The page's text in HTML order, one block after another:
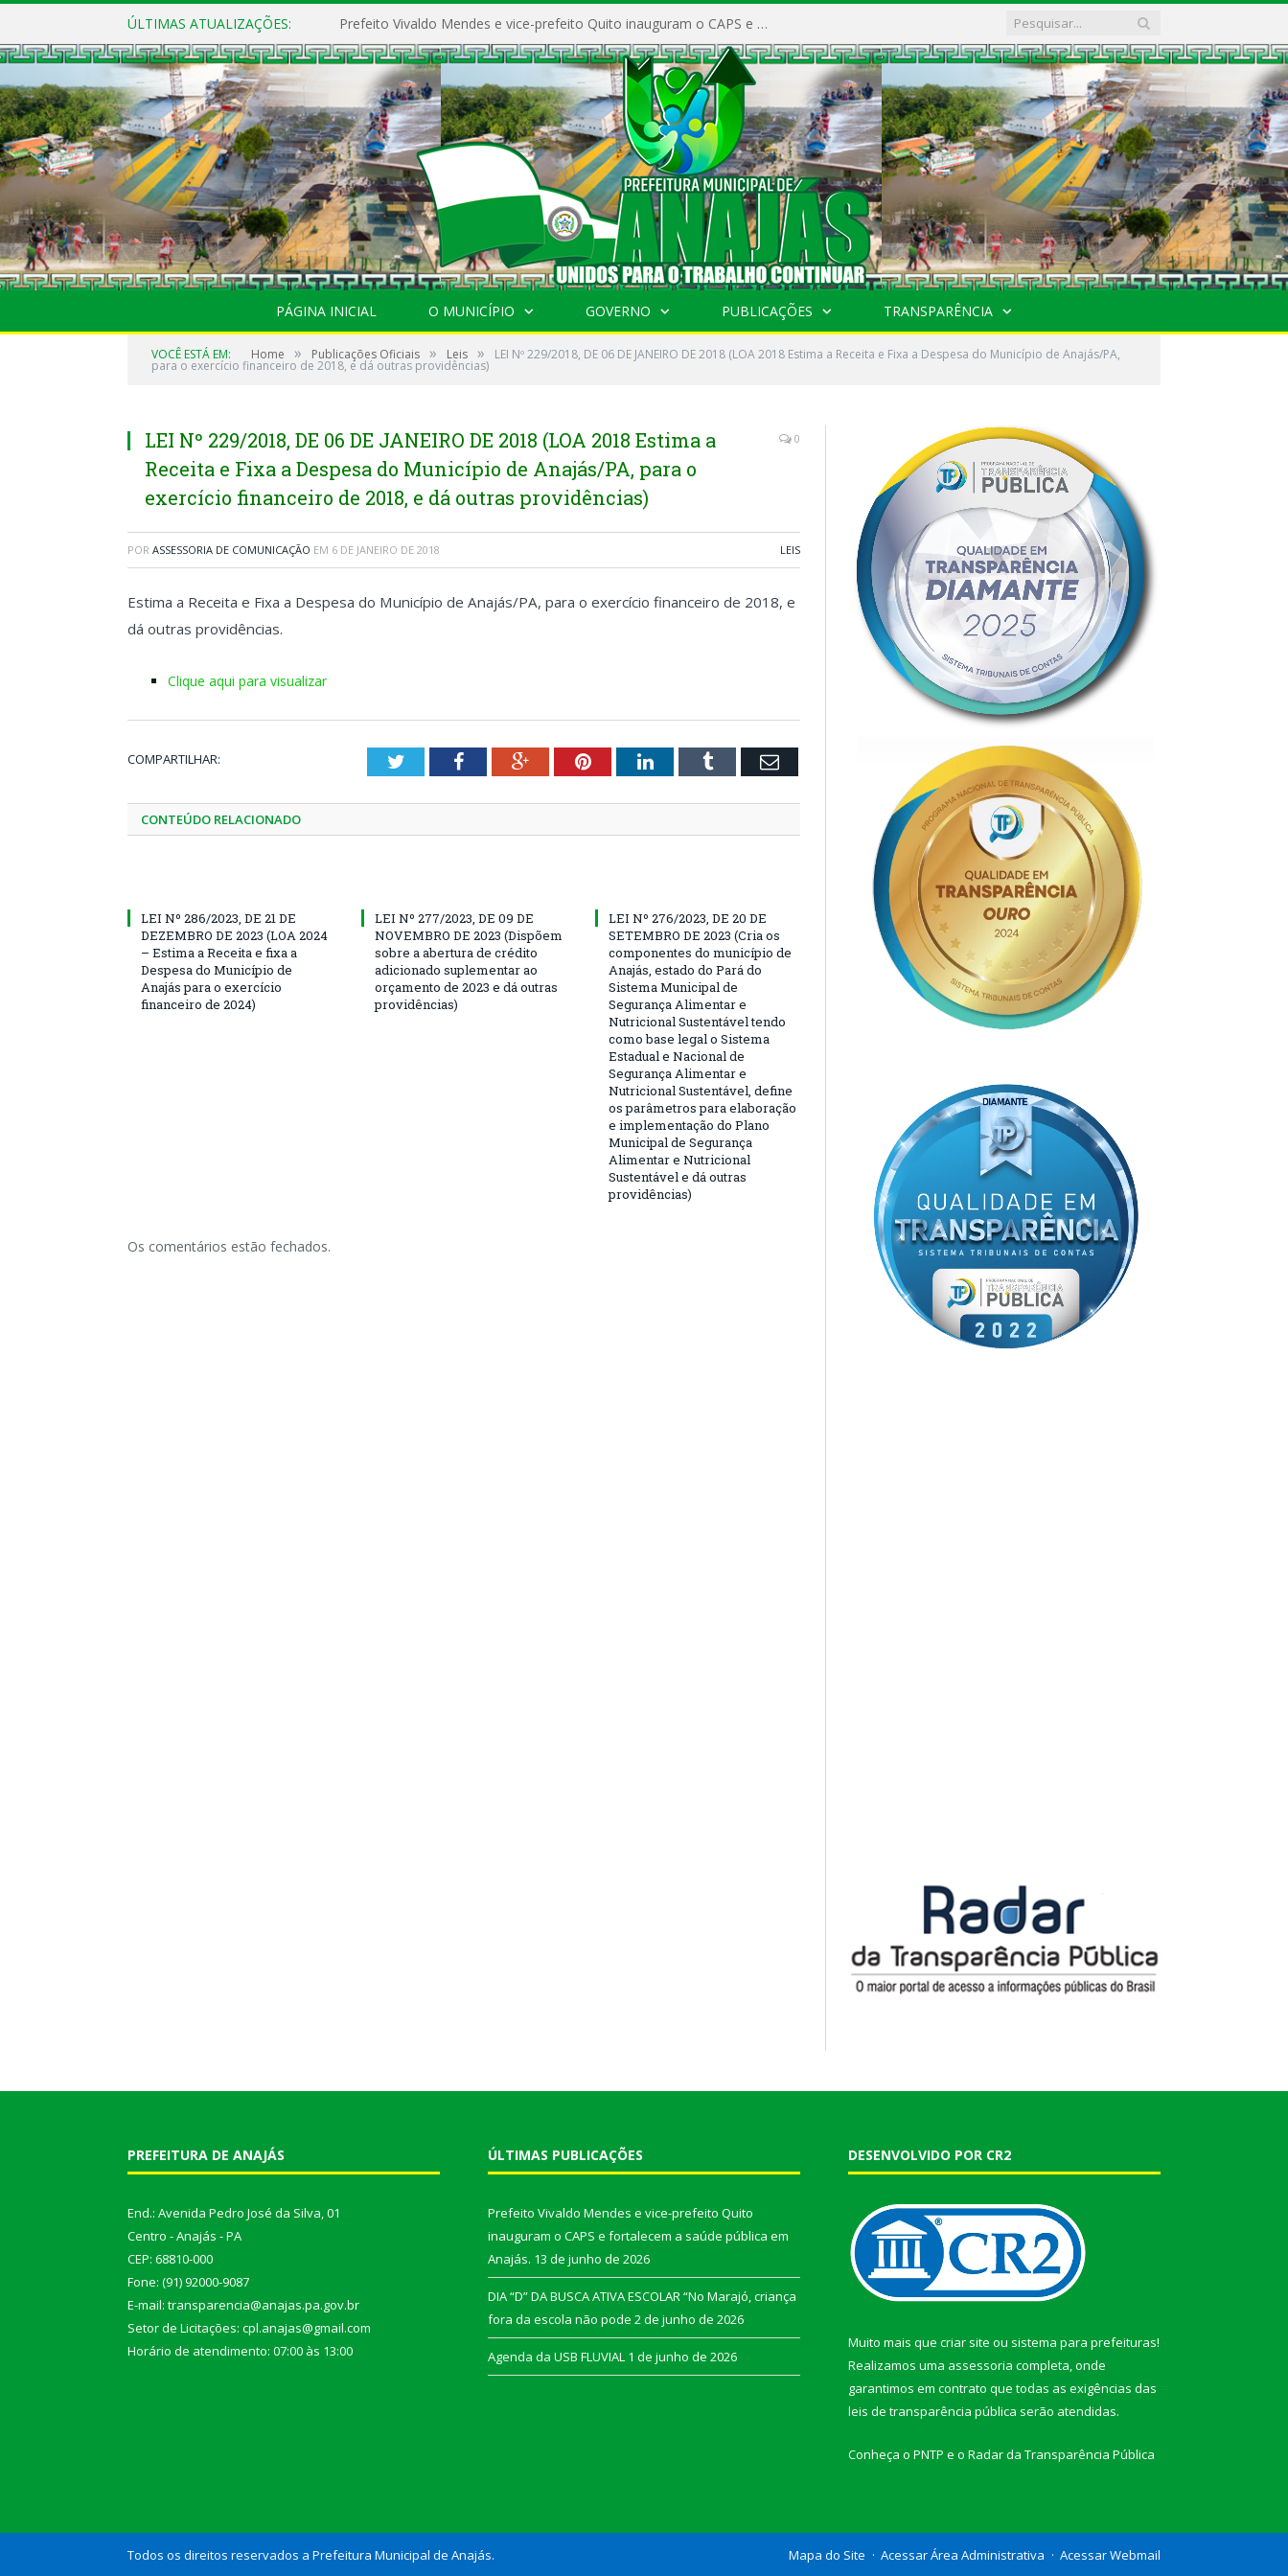
ÚLTIMAS ATUALIZAÇÕES: Prefeito Vivaldo Mendes e vice-prefeito Quito inauguram o CAPS e fortalecem a saúde pública em Anajás.
PÁGINA INICIAL O MUNICÍPIO GOVERNO PUBLICAÇÕES TRANSPARÊNCIA
VOCÊ ESTÁ EM: Home » Publicações Oficiais » Leis » LEI Nº 229/2018, DE 06 DE JANEIRO DE 2018 (LOA 2018 Estima a Receita e Fixa a Despesa do Município de Anajás/PA,
para o exercício financeiro de 2018, e dá outras providências)
LEI Nº 229/2018, DE 06 DE JANEIRO DE 2018 (LOA 2018 Estima a
Receita e Fixa a Despesa do Município de Anajás/PA, para o
exercício financeiro de 2018, e dá outras providências)
0
POR ASSESSORIA DE COMUNICAÇÃO EM 6 DE JANEIRO DE 2018 LEIS
Estima a Receita e Fixa a Despesa do Município de Anajás/PA, para o exercício financeiro de 2018, e
dá outras providências.
Clique aqui para visualizar
COMPARTILHAR: TwitterFacebookGoogle+PinterestLinkedInTumblr Email
CONTEÚDO RELACIONADO
LEI Nº 286/2023, DE 21 DE
DEZEMBRO DE 2023 (LOA 2024
– Estima a Receita e fixa a
Despesa do Município de
Anajás para o exercício
financeiro de 2024)
LEI Nº 277/2023, DE 09 DE
NOVEMBRO DE 2023 (Dispõem
sobre a abertura de crédito
adicionado suplementar ao
orçamento de 2023 e dá outras
providências)
LEI Nº 276/2023, DE 20 DE
SETEMBRO DE 2023 (Cria os
componentes do município de
Anajás, estado do Pará do
Sistema Municipal de
Segurança Alimentar e
Nutricional Sustentável tendo
como base legal o Sistema
Estadual e Nacional de
Segurança Alimentar e
Nutricional Sustentável, define
os parâmetros para elaboração
e implementação do Plano
Municipal de Segurança
Alimentar e Nutricional
Sustentável e dá outras
providências)
Os comentários estão fechados.
PREFEITURA DE ANAJÁS
End.: Avenida Pedro José da Silva, 01
Centro - Anajás - PA
CEP: 68810-000
Fone: (91) 92000-9087
E-mail: transparencia@anajas.pa.gov.br
Setor de Licitações: cpl.anajas@gmail.com
Horário de atendimento: 07:00 às 13:00
ÚLTIMAS PUBLICAÇÕES
Prefeito Vivaldo Mendes e vice-prefeito Quito
inauguram o CAPS e fortalecem a saúde pública em
Anajás. 13 de junho de 2026
DIA “D” DA BUSCA ATIVA ESCOLAR “No Marajó, criança
fora da escola não pode 2 de junho de 2026
Agenda da USB FLUVIAL 1 de junho de 2026
DESENVOLVIDO POR CR2
Muito mais que criar site ou sistema para prefeituras!
Realizamos uma assessoria completa, onde
garantimos em contrato que todas as exigências das
leis de transparência pública serão atendidas.
Conheça o PNTP e o Radar da Transparência Pública
Todos os direitos reservados a Prefeitura Municipal de Anajás. Mapa do Site Acessar Área Administrativa Acessar Webmail